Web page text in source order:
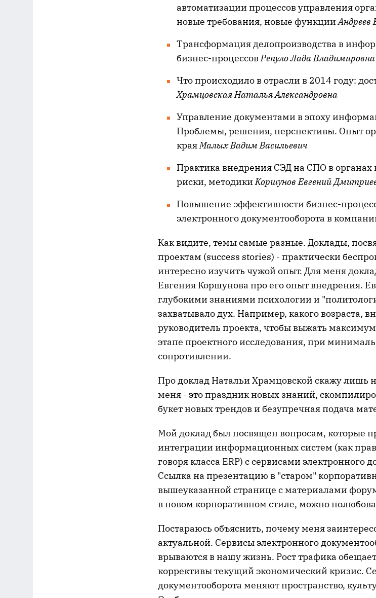
автоматизации процессов управления
новые требования, новые функцииАндреев
Трансформация делопроизводства в
бизнес-процессовРепуло Лада Владимировна
Что происходило в отрасли в 2014 году:
Храмцовская Наталья Александровна
Управление документами в эпоху
Проблемы, решения, перспективы. Опыт
краяМалых Вадим Васильевич
Практика внедрения СЭД на СПО в
риски, методикиКоршунов Евгений
Повышение эффективности бизнес-
электронного документооборота в
Как видите, темы самые разные. Доклады,
проектам (success stories) - практически
интересно изучить чужой опыт. Для меня
Евгения Коршунова про его опыт внедрения.
глубокими знаниями психологии и
захватывало дух. Например, какого возраста,
руководитель проекта, чтобы выжать
этапе проектного исследования, при
сопротивлении.
Про доклад Натальи Храмцовской скажу лишь
меня - это праздник новых знаний,
букет новых трендов и безупречная подача
Мой доклад был посвящен вопросам, которые
интеграции информационных систем (как
говоря класса ERP) с сервисами электронного
Ссылка на презентацию в "старом"
вышеуказанной странице с материалами
в новом корпоративном стиле, можно
Постараюсь объяснить, почему меня
актуальной. Сервисы электронного
врываются в нашу жизнь. Рост трафика
коррективы текущий экономический кризис.
документооборота меняют пространство,